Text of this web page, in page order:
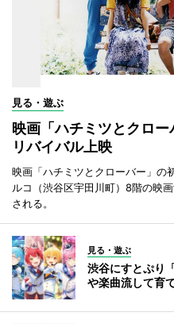
見る・遊ぶ
映画「ハチミツとクロ
リバイバル上映
映画「ハチミツとクローバー」の
ルコ（渋谷区宇田川町）8階の映
される。
見る・遊ぶ
渋谷にすとぷり
や楽曲流して育